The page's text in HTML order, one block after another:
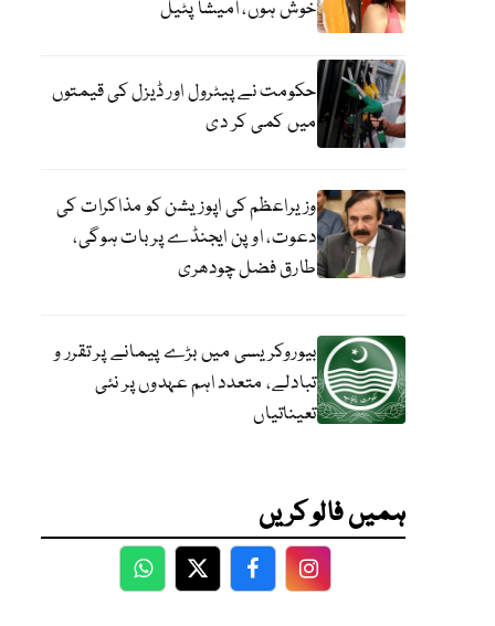
خوش ہوں، امیشا پٹیل
حکومت نے پیٹرول اور ڈیزل کی قیمتوں
میں کمی کر دی
وزیراعظم کی اپوزیشن کو مذاکرات کی
دعوت، اوپن ایجنڈے پر بات ہوگی،
طارق فضل چودھری
بیوروکریسی میں بڑے پیمانے پر تقرر و
تبادلے، متعدد اہم عہدوں پر نئی
تعیناتیاں
ہمیں فالو کریں
WhatsApp
TwitterFacebookFacebook